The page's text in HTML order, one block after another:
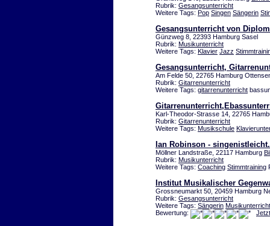
Rubrik: Gesangsunterricht
Weitere Tags: Pop Singen Sängerin
Gesangsunterricht von
Günzweg 8, 22393 Hamburg Sasel
Rubrik: Musikunterricht
Weitere Tags: Klavier Jazz
Gesangsunterricht,
Am Felde 50, 22765 Hamburg
Rubrik: Gitarrenunterricht
Weitere Tags: gitarrenunterricht
Karl-Theodor-Strasse 14, 22765
Rubrik: Gitarrenunterricht
Weitere Tags: Musikschule
Ian Robinson -
Möllner Landstraße, 22117 Hamburg
Rubrik: Musikunterricht
Weitere Tags: Coaching Stimmtraining
Institut Musikalischer
Grossneumarkt 50, 20459 Hamburg
Rubrik: Gesangsunterricht
Weitere Tags: Sängerin Musikunterricht
Bewertung: